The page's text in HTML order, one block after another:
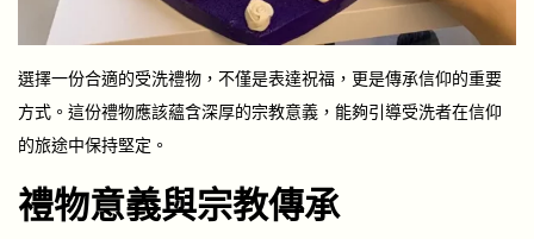
選擇一份合適的受洗禮物，不僅是表達祝福，更是傳承信仰的重要
方式。這份禮物應該蘊含深厚的宗教意義，能夠引導受洗者在信仰
的旅途中保持堅定。
禮物意義與宗教傳承